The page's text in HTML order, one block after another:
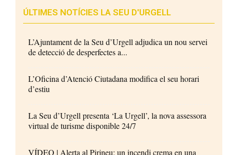
ÚLTIMES NOTÍCIES LA SEU D'URGELL
L’Ajuntament de la Seu d’Urgell adjudica un nou servei
de detecció de desperfectes a...
L’Oficina d’Atenció Ciutadana modifica el seu horari
d’estiu
La Seu d’Urgell presenta ‘La Urgell’, la nova assessora
virtual de turisme disponible 24/7
VÍDEO | Alerta al Pirineu: un incendi crema en una